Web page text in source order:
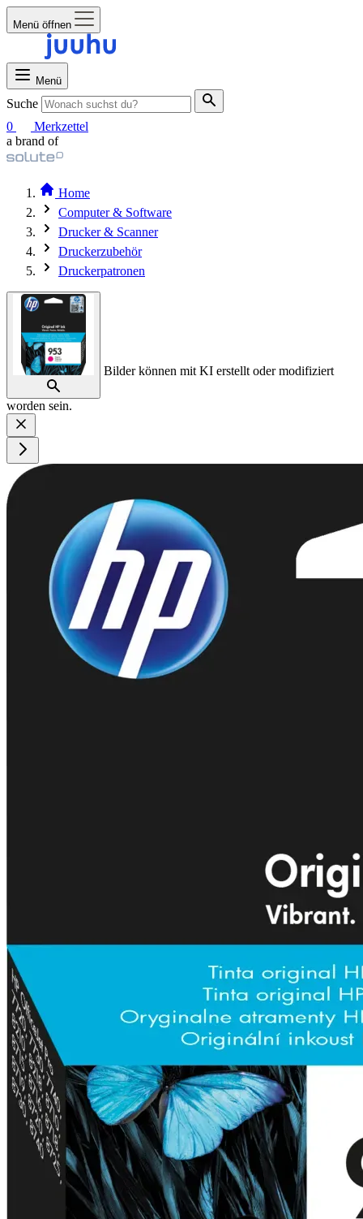
Menü öffnen
Menü
Suche
0
Merkzettel
a brand of
Home
Computer & Software
Drucker & Scanner
Druckerzubehör
Druckerpatronen
Bilder können mit KI erstellt oder modifiziert
worden sein.